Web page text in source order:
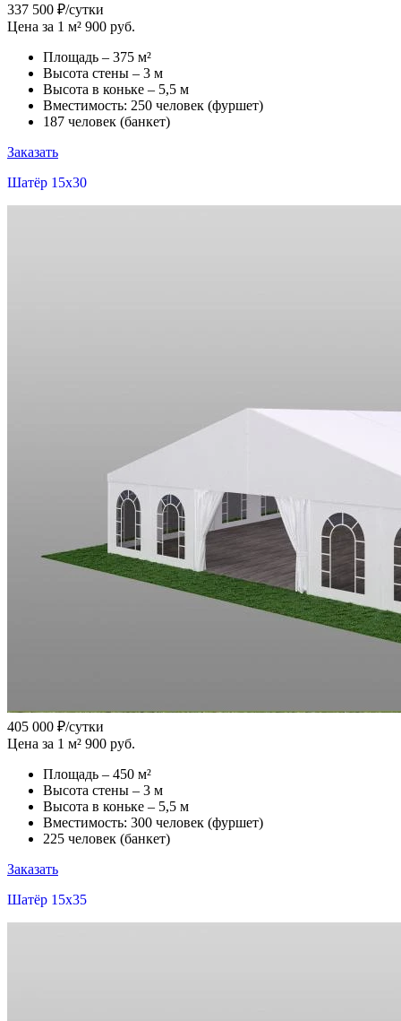
337 500 ₽/сутки
Цена за 1 м² 900 руб.
Площадь – 375 м²
Высота стены – 3 м
Высота в коньке – 5,5 м
Вместимость: 250 человек (фуршет)
187 человек (банкет)
Заказать
Шатёр 15x30
405 000 ₽/сутки
Цена за 1 м² 900 руб.
Площадь – 450 м²
Высота стены – 3 м
Высота в коньке – 5,5 м
Вместимость: 300 человек (фуршет)
225 человек (банкет)
Заказать
Шатёр 15x35